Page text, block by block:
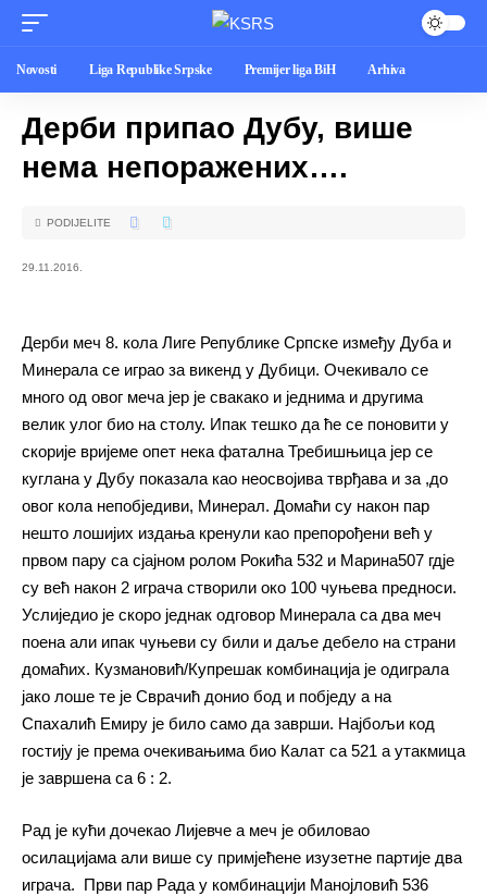
Novosti Liga Republike Srpske Premijer liga BiH Arhiva
Дерби припао Дубу, више
нема непоражених….
29.11.2016.
PODIJELITE
Дерби меч 8. кола Лиге Републике Српске између Дуба и
Минерала се играо за викенд у Дубици. Очекивало се
много од овог меча јер је свакако и једнима и другима
велик улог био на столу. Ипак тешко да ће се поновити у
скорије вријеме опет нека фатална Требишњица јер се
куглана у Дубу показала као неосвојива тврђава и за ,до
овог кола непобједиви, Минерал. Домаћи су након пар
нешто лошијих издања кренули као препорођени већ у
првом пару са сјајном ролом Рокића 532 и Марина507 гдје
су већ након 2 играча створили око 100 чуњева предноси.
Услиједио је скоро једнак одговор Минерала са два меч
поена али ипак чуњеви су били и даље дебело на страни
домаћих. Кузмановић/Купрешак комбинација је одиграла
јако лоше те је Сврачић донио бод и побједу а на
Спахалић Емиру је било само да заврши. Најбољи код
гостију је према очекивањима био Калат са 521 а утакмица
је завршена са 6 : 2.
Рад је кући дочекао Лијевче а меч је обиловао
осилацијама али више су примјећене изузетне партије два
играча. Први пар Рада у комбинацији Манојловић 536